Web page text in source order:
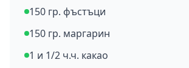
150 гр. фъстъци
150 гр. маргарин
1 и 1/2 ч.ч. какао